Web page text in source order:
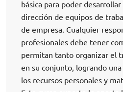
básica para poder
dirección de equipos de
de empresa. Cualquier
profesionales debe tener
permitan tanto organizar el
en su conjunto, logrando
los recursos personales y